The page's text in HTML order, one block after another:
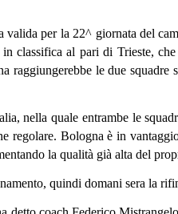
valida per la 22^ giornata del
classifica al pari di Trieste,
raggiungerebbe le due
nella quale entrambe le
regolare. Bologna è in
la qualità già alta del
quindi domani sera la